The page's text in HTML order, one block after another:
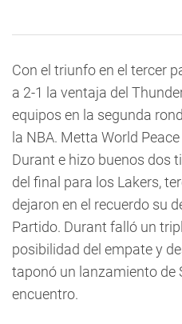
Con el triunfo en el tercer
a 2-1 la ventaja del
equipos en la segunda
la NBA. Metta World
Durant e hizo buenos dos
del final para los Lakers,
dejaron en el recuerdo su
Partido. Durant falló un
posibilidad del empate y
taponó un lanzamiento de
encuentro.